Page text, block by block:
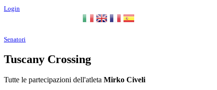
Login
Senatori
Tuscany Crossing
Tutte le partecipazioni dell'atleta Mirko Civeli